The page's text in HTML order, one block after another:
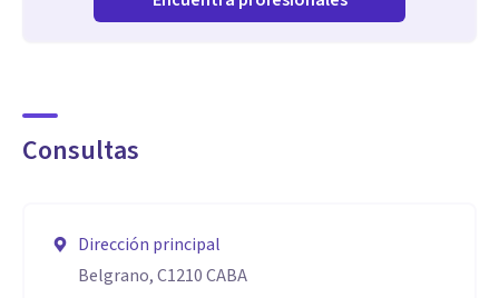
Consultas
Dirección principal
Belgrano, C1210 CABA